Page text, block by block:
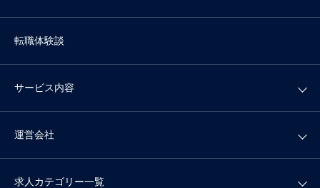
転職体験談
サービス内容
運営会社
求人カテゴリー一覧